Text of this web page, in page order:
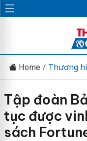
Home Thương
Tập đoàn
tục được
sách